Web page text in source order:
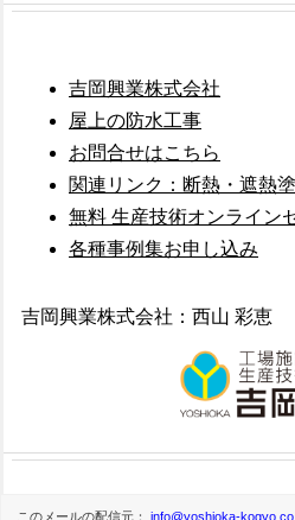
吉岡興業株式会社
屋上の防水工事
お問合せはこちら
関連リンク：断熱・遮熱
無料 生産技術オンライン
各種事例集お申し込み
吉岡興業株式会社：西山 彩恵
このメールの配信元： info@yoshioka-